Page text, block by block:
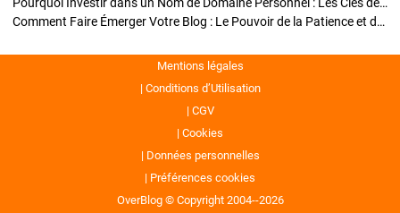
Pourquoi Investir dans un Nom de Domaine Personnel : Les Clés de la Réussite de Votre Blog
Comment Faire Émerger Votre Blog : Le Pouvoir de la Patience et de la Persévérance
Mentions légales
Conditions d’Utilisation
CGV
Cookies
Données personnelles
Préférences cookies
OverBlog © Copyright 2004--2026